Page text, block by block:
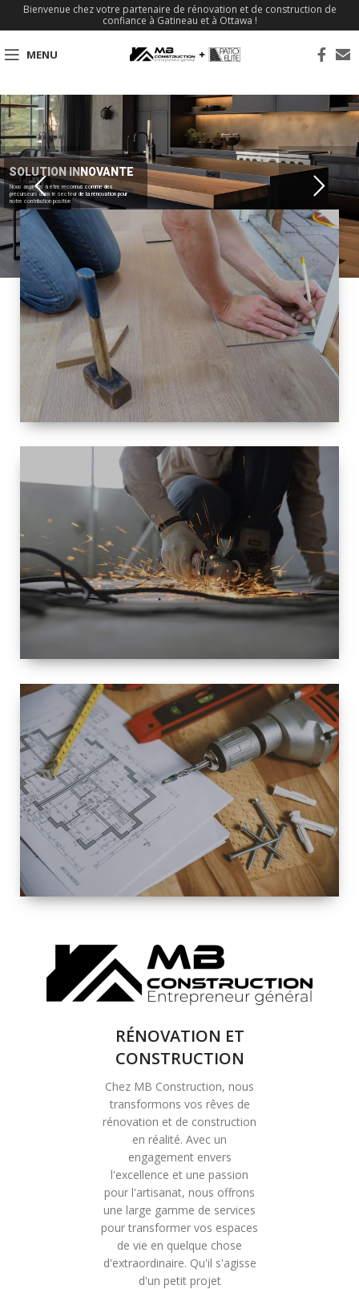
Bienvenue chez votre partenaire de rénovation et de construction de
confiance à Gatineau et à Ottawa !
MENU
SOLUTION INNOVANTE
Nous aspirons à être reconnus comme des
précurseurs dans le secteur de la rénovation pour
notre contribution positive
TAILLE
PETITE À
GRANDE
RÉNOVATION
ESPACE
RÉNOVATION
INTÉRIEURE ET
EXTÉRIEURE
SOLUTIONS DE
RÉNOVATION
COMPLÈTE
RÉNOVATION ET
CONSTRUCTION
Chez MB Construction, nous
transformons vos rêves de
rénovation et de construction
en réalité. Avec un
engagement envers
l'excellence et une passion
pour l'artisanat, nous offrons
une large gamme de services
pour transformer vos espaces
de vie en quelque chose
d'extraordinaire. Qu'il s'agisse
d'un petit projet